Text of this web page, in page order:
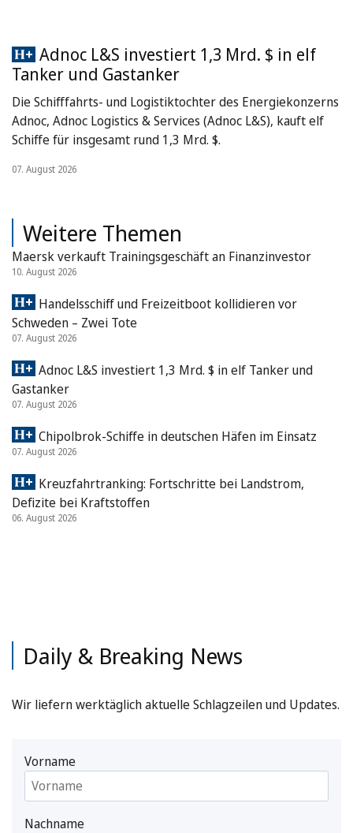
Adnoc L&S investiert 1,3 Mrd. $ in elf
Tanker und Gastanker
Die Schifffahrts- und Logistiktochter des Energiekonzerns
Adnoc, Adnoc Logistics & Services (Adnoc L&S), kauft elf
Schiffe für insgesamt rund 1,3 Mrd. $.
07. August 2026
Weitere Themen
Maersk verkauft Trainingsgeschäft an Finanzinvestor
10. August 2026
Handelsschiff und Freizeitboot kollidieren vor
Schweden – Zwei Tote
07. August 2026
Adnoc L&S investiert 1,3 Mrd. $ in elf Tanker und
Gastanker
07. August 2026
Chipolbrok-Schiffe in deutschen Häfen im Einsatz
07. August 2026
Kreuzfahrtranking: Fortschritte bei Landstrom,
Defizite bei Kraftstoffen
06. August 2026
Daily & Breaking News
Wir liefern werktäglich aktuelle Schlagzeilen und Updates.
Vorname
Nachname